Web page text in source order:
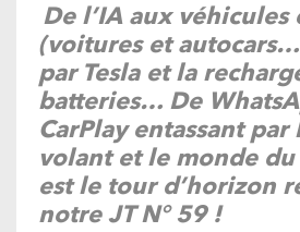
De l’IA aux
(voitures et
par Tesla et la
batteries… De
CarPlay entassant par
volant et le monde
est le tour d’horizon
notre JT N° 59 !